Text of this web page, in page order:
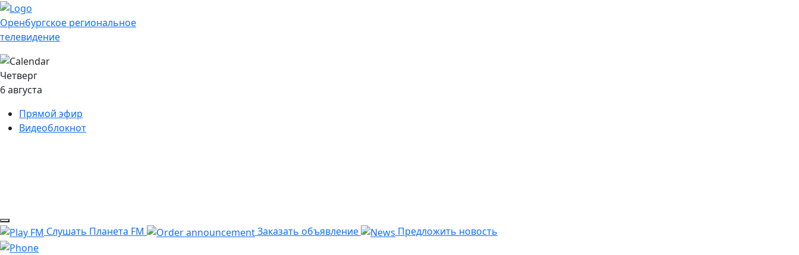
Оренбургское региональное
телевидение
Четверг
6 августа
Прямой эфир
Видеоблокнот
Слушать Планета FM Заказать объявление Предложить новость